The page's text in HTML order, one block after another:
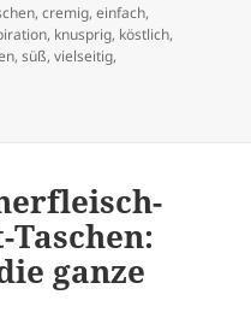
,cremig,einfach,
, knusprig, köstlich,
,süß,vielseitig,
Blätterteig-Schiffchen
ganze